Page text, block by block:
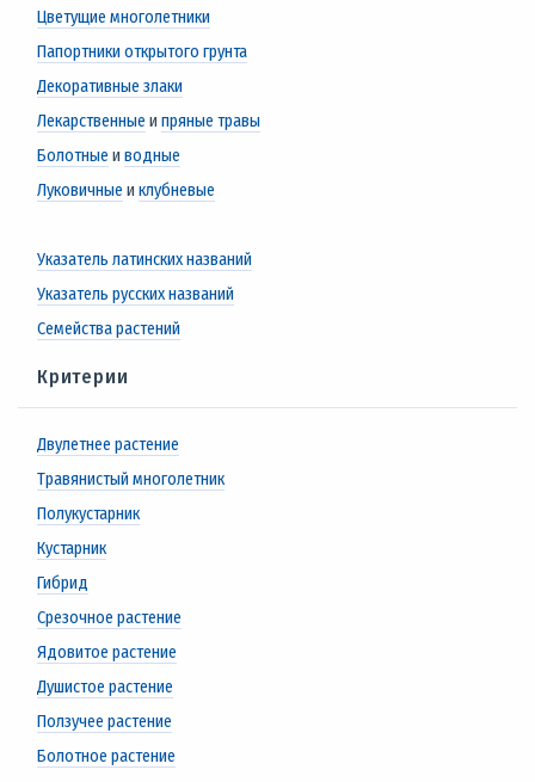
Цветущие многолетники
Папортники открытого грунта
Декоративные злаки
Лекарственные и пряные травы
Болотные и водные
Луковичные и клубневые
Указатель латинских названий
Указатель русских названий
Семейства растений
Критерии
Двулетнее растение
Травянистый многолетник
Полукустарник
Кустарник
Гибрид
Срезочное растение
Ядовитое растение
Душистое растение
Ползучее растение
Болотное растение